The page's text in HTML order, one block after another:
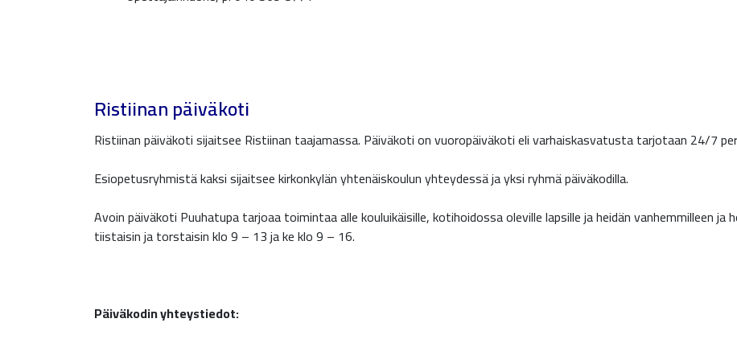
Ristiinan päiväkoti
Ristiinan päiväkoti sijaitsee Ristiinan taajamassa. Päiväkoti on vuoropäiväkoti eli varhaiskasvatusta tarjotaan 24/7
Esiopetusryhmistä kaksi sijaitsee kirkonkylän yhtenäiskoulun yhteydessä ja yksi ryhmä päiväkodilla.
Avoin päiväkoti Puuhatupa tarjoaa toimintaa alle kouluikäisille, kotihoidossa oleville lapsille ja heidän vanhemmilleen ja
tiistaisin ja torstaisin klo 9 – 13 ja ke klo 9 – 16.
Päiväkodin yhteystiedot: